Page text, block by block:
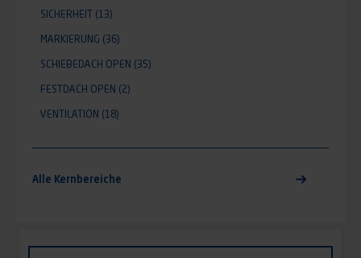
SICHERHEIT (13)
MARKIERUNG (36)
SCHIEBEDACH OPEN (35)
FESTDACH OPEN (2)
VENTILATION (18)
Alle Kernbereiche